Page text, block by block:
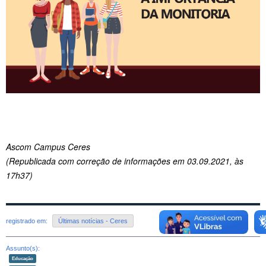
Ascom Campus Ceres
(Republicada com correção de informações em 03.09.2021, às
17h37)
registrado em: Últimas notícias - Ceres
Assunto(s):
Educação